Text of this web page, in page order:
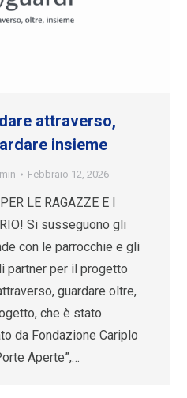
attraverso,
insieme
Febbraio 12, 2026
LE RAGAZZE E I
Si susseguono gli
con le parrocchie e gli
partner per il progetto
guardare oltre,
che è stato
da Fondazione Cariplo
Aperte”,…